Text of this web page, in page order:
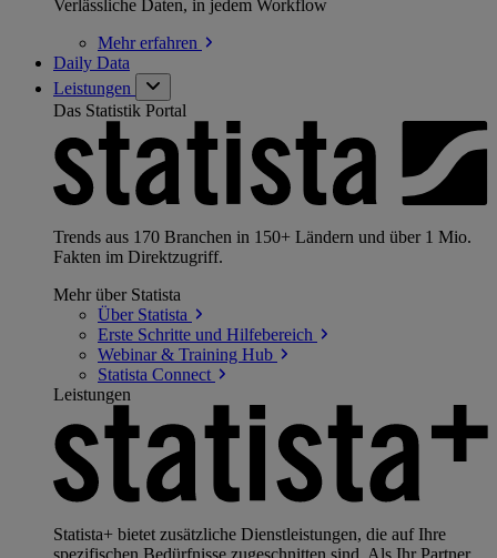
Verlässliche Daten, in jedem Workflow
Mehrerfahren
Daily Data
Leistungen
Das Statistik Portal
Trends aus 170 Branchen in 150+ Ländern und über 1 Mio.
Fakten im Direktzugriff.
Mehr über Statista
Über Statista
Erste Schritte und Hilfebereich
Webinar & Training Hub
Statista Connect
Leistungen
Statista+ bietet zusätzliche Dienstleistungen, die auf Ihre
spezifischen Bedürfnisse zugeschnitten sind. Als Ihr Partner